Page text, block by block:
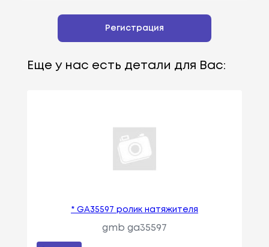
Регистрация
Еще у нас есть детали для Вас:
* GA35597 ролик натяжителя
gmb ga35597